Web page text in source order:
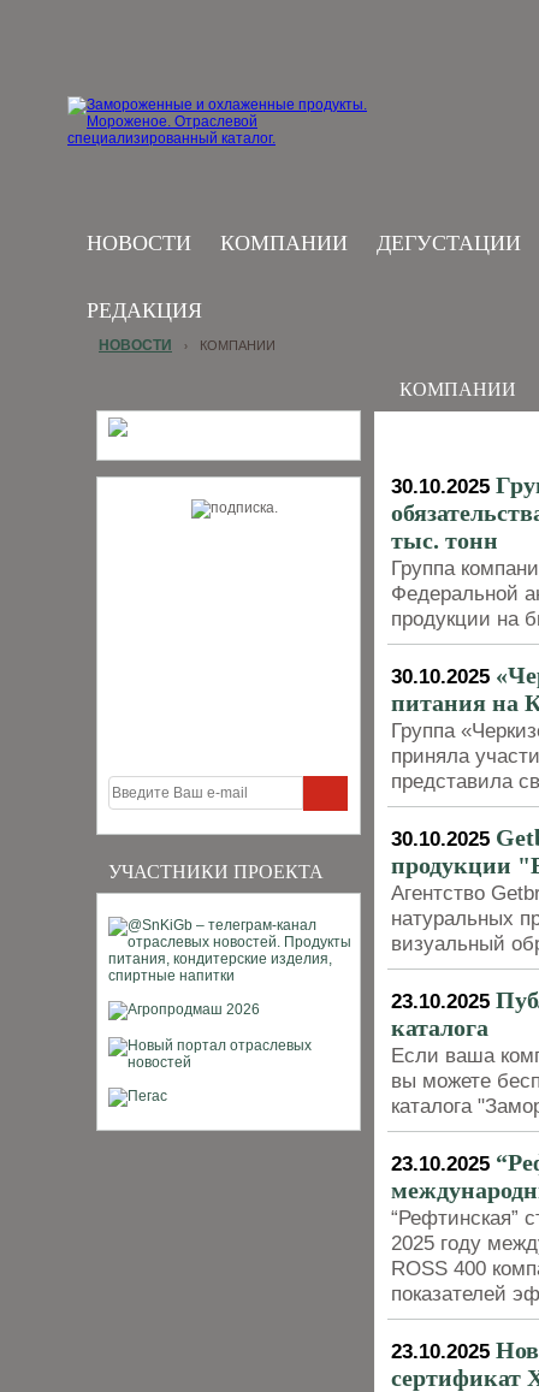
НОВОСТИ КОМПАНИИ ДЕГУСТАЦИИ
РЕДАКЦИЯ
УЧАСТНИКИ ПРОЕКТА
НОВОСТИ › КОМПАНИИ
КОМПАНИИ
30.10.2025
тыс. тонн
Группа
Федеральной
продукции на
30.10.2025
питания на
Группа
приняла
представила
30.10.2025
продукции
Агентство
натуральных
визуальный
23.10.2025
каталога
Если ваша
вы можете
каталога
23.10.2025
“Рефтинская”
2025 году
ROSS 400
показателей
23.10.2025
сертификат